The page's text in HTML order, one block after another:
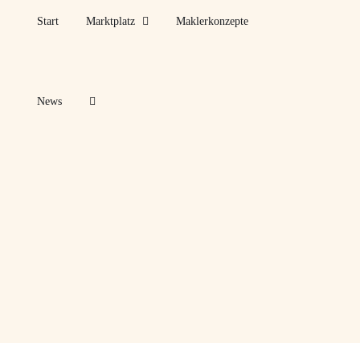
Start Marktplatz Maklerkonzepte
News